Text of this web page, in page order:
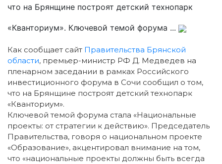
что на Брянщине построят детский технопарк
«Кванториум». Ключевой темой форума ...
Как сообщает сайт Правительства Брянской
области, премьер-министр РФ Д. Медведев на
пленарном заседании в рамках Российского
инвестиционного форума в Сочи сообщил о том,
что на Брянщине построят детский технопарк
«Кванториум».
Ключевой темой форума стала «Национальные
проекты: от стратегии к действию». Председатель
Правительства, говоря о национальном проекте
«Образование», акцентировал внимание на том,
что «национальные проекты должны быть всегда